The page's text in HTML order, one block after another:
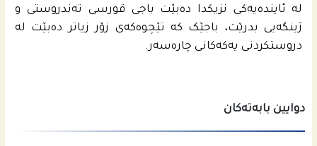
لە ئایندەیەکی نزیکدا دەبێت باجی قورسی تەندروستی و
ژینگەیی بدرێت، باجێک کە تێچوەکەی زۆر زیاتر دەبێت لە
دروستکردنی یەکەکانی چارەسەر.
دوایین بابەتەکان